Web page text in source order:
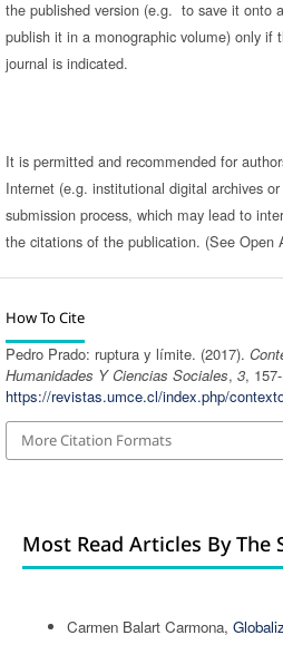
the published version (e.g. to save it onto
publish it in a monographic volume) only if
journal is indicated.
It is permitted and recommended for
Internet (e.g. institutional digital archives
submission process, which may lead to
the citations of the publication. (See Open
How To Cite
Pedro Prado: ruptura y límite. (2017).
Humanidades Y Ciencias Sociales, 3,
https://revistas.umce.cl/index.php/
More Citation Formats
Most Read Articles By The
Carmen Balart Carmona,